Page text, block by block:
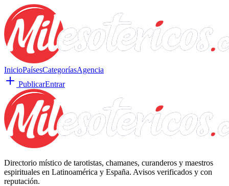
InicioPaísesCategoríasAgencia
PublicarEntrar
Directorio místico de tarotistas, chamanes, curanderos y maestros
espirituales en Latinoamérica y España. Avisos verificados y con
reputación.